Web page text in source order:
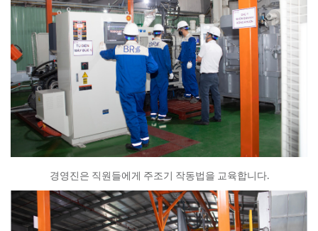
경영진은 직원들에게 주조기 작동법을 교육합니다.